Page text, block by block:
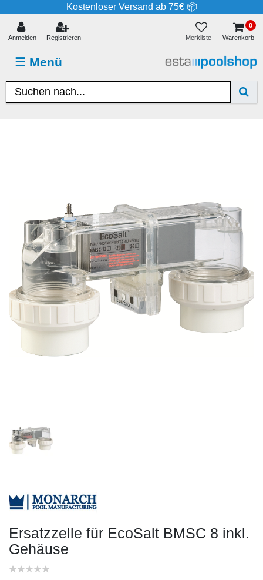
Kostenloser Versand ab 75€ 📦
☰ Menü
Anmelden Registrieren Merkliste
0
Warenkorb
Ersatzzelle für EcoSalt BMSC 8 inkl.
Gehäuse